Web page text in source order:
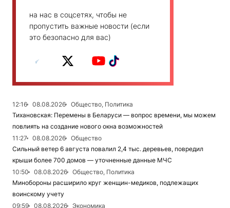
на нас в соцсетях, чтобы не
пропустить важные новости (если
это безопасно для вас)
12:16 08.08.2026
Общество, Политика
Тихановская: Перемены в Беларуси — вопрос времени, мы можем
повлиять на создание нового окна возможностей
11:27
08.08.2026
Общество
Сильный ветер 6 августа повалил 2,4 тыс. деревьев, повредил
крыши более 700 домов — уточненные данные МЧС
10:50
08.08.2026
Общество, Политика
Минобороны расширило круг женщин-медиков, подлежащих
воинскому учету
09:59
08.08.2026
Экономика